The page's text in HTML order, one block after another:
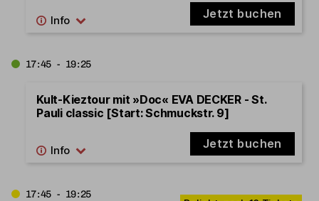
Jetzt buchen
17:45 - 19:25
Kult-Kieztour mit »Doc« EVA DECKER - St.
Pauli classic [Start: Schmuckstr. 9]
Jetzt buchen
17:45 - 19:25